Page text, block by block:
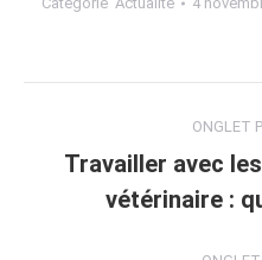
ONGLET
Travailler avec
vétérinaire :